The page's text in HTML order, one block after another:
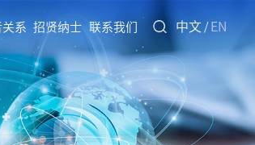
中文 / EN
系 招贤纳士 联系我们